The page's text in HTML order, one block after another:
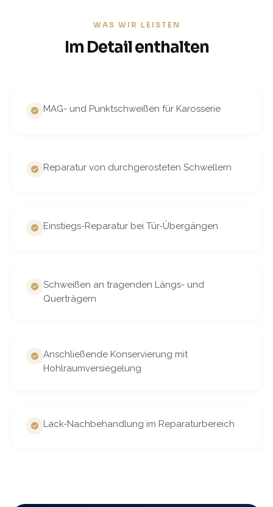
WAS WIR LEISTEN
Im Detail enthalten
MAG- und Punktschweißen für Karosserie
Reparatur von durchgerosteten Schwellern
Einstiegs-Reparatur bei Tür-Übergängen
Schweißen an tragenden Längs- und
Querträgern
Anschließende Konservierung mit
Hohlraumversiegelung
Lack-Nachbehandlung im Reparaturbereich